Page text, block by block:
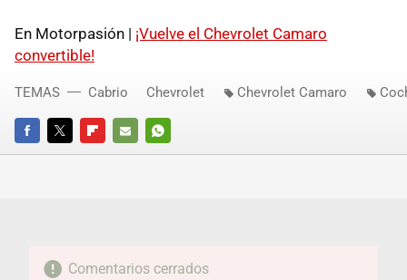
En Motorpasión | ¡Vuelve el Chevrolet Camaro
convertible!
FACEBOOKTWITTERFLIPBOARD
E-
WHATSAPP
TEMAS Cabrio Chevrolet Chevrolet Camaro
Comentarios cerrados